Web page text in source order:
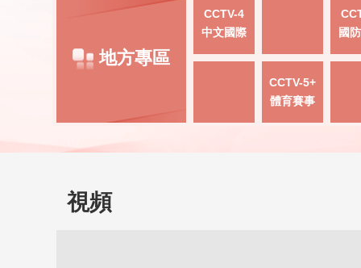
地方專區
CCTV-4
中文國際
國
CCTV-5+
體育賽事
視頻